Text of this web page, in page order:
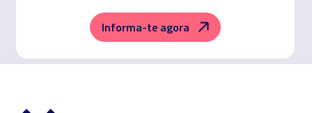
aceder, retificar e excluir os dados, bem como outros direitos,
conforme o explicito naPolítica de Privacidade.
Informa-te agora